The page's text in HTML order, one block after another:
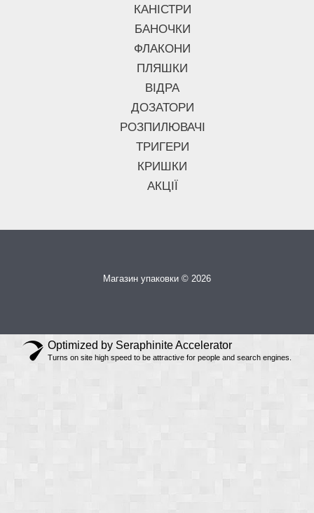
КАНІСТРИ
БАНОЧКИ
ФЛАКОНИ
ПЛЯШКИ
ВІДРА
ДОЗАТОРИ
РОЗПИЛЮВАЧІ
ТРИГЕРИ
КРИШКИ
АКЦІЇ
Магазин упаковки © 2026
Optimized by Seraphinite Accelerator
Turns on site high speed to be attractive for people and search engines.